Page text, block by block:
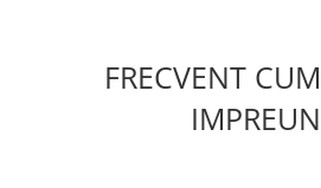
FRECVENT